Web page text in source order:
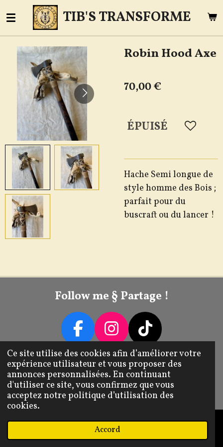
Ce site utilise des cookies afin d’améliorer votre
expérience utilisateur et vous proposer des
annonces personnalisées. En continuant
d'utiliser ce site, vous confirmez que vous
acceptez notre politique d’utilisation des
cookies.
Accord
Passer
au
contenu
principal
TIB'S TRANSFORME
Robin Hood Axe
70,00 €
ÉPUISÉ
Hache Semi longue de
style homme des Bois ;
parfait pour du
buscraft ou du lancer !
Follow me § Partage !
F
A
C
E
B
O
I
N
S
T
A
G
R
T
I
K
T
O
K
Livraison / Retour / Échange
Mentions Légales CGV
© 2022 - 2026 Tib's Transforme
Téléphone